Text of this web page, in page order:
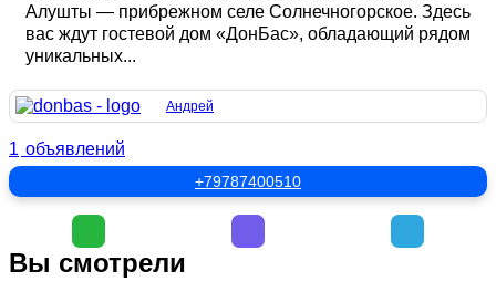
Алушты — прибрежном селе Солнечногорское. Здесь
вас ждут гостевой дом «ДонБас», обладающий рядом
уникальных...
Андрей
1 объявлений
+79787400510
Вы смотрели